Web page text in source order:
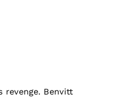
revenge. Benvitt